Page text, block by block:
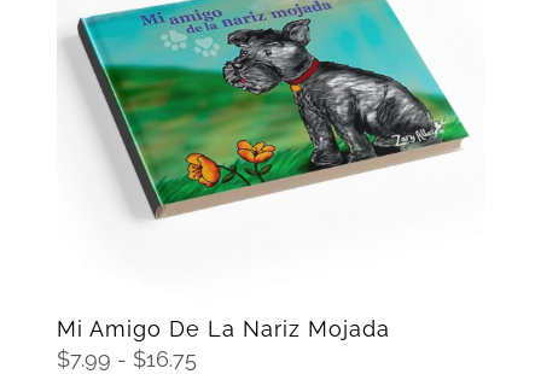
$16.75
SELECCIONAR OPCIONES
/
DETAILS
Mi Amigo De La Nariz Mojada
$7.99 - $16.75Rango